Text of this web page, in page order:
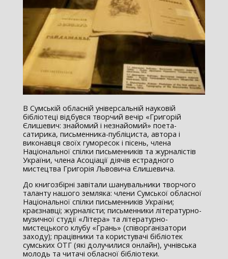
В Сумській обласній універсальній науковій
бібліотеці відбувся творчий вечір «Григорій
Єлишевич: знайомий і незнайомий» поета-
сатирика, письменника-публіциста, автора і
виконавця своїх гуморесок і пісень, члена
Національної спілки письменників та журналістів
України, члена Асоціації діячів естрадного
мистецтва Григорія Львовича Єлишевича.
До книгозбірні завітали шанувальники творчого
таланту нашого земляка: члени Сумської обласної
Національної спілки письменників України;
краєзнавці; журналісти; письменники літературно-
музичної студії «Літера» та літературно-
мистецького клубу «Грань» (співорганізатори
заходу); працівники та користувачі бібліотек
сумських ОТГ (які долучилися онлайн), учнівська
молодь та читачі обласної бібліотеки.